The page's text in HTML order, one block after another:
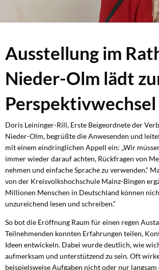
Ausstellung im
Nieder-Olm lädt
Perspektivwechsel
Doris Leininger-Rill, Erste Beigeordnete der
Nieder-Olm, begrüßte die Anwesenden und
mit einem eindringlichen Appell ein: „Wir
immer wieder darauf achten, Rückfragen von
nehmen und einfache Sprache zu verwenden.“
von der Kreisvolkshochschule Mainz-Bingen
Millionen Menschen in Deutschland können
unzureichend lesen und schreiben.“
So bot die Eröffnung Raum für einen regen
Teilnehmenden konnten Erfahrungen teilen,
Ideen entwickeln. Dabei wurde deutlich, wie
aufmerksam und unterstützend zu sein. Oft
beispielsweise Aufgaben nicht oder nur